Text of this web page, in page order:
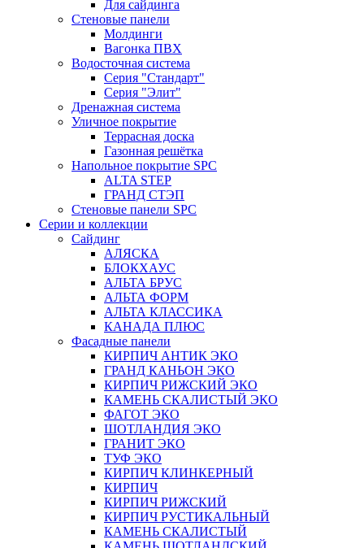
Для сайдинга
Стеновые панели
Молдинги
Вагонка ПВХ
Водосточная система
Серия "Стандарт"
Серия "Элит"
Дренажная система
Уличное покрытие
Террасная доска
Газонная решётка
Напольное покрытие SPC
ALTA STEP
ГРАНД СТЭП
Стеновые панели SPC
Серии и коллекции
Сайдинг
АЛЯСКА
БЛОКХАУС
АЛЬТА БРУС
АЛЬТА ФОРМ
АЛЬТА КЛАССИКА
КАНАДА ПЛЮС
Фасадные панели
КИРПИЧ АНТИК ЭКО
ГРАНД КАНЬОН ЭКО
КИРПИЧ РИЖСКИЙ ЭКО
КАМЕНЬ СКАЛИСТЫЙ ЭКО
ФАГОТ ЭКО
ШОТЛАНДИЯ ЭКО
ГРАНИТ ЭКО
ТУФ ЭКО
КИРПИЧ КЛИНКЕРНЫЙ
КИРПИЧ
КИРПИЧ РИЖСКИЙ
КИРПИЧ РУСТИКАЛЬНЫЙ
КАМЕНЬ СКАЛИСТЫЙ